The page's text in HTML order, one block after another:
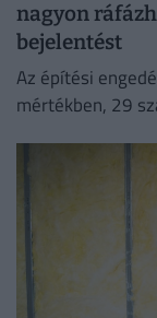
nagyon
bejelentést
Az építési
mértékben, 29